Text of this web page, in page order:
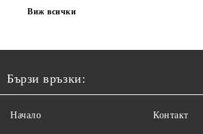
Виж всички
Бързи връзки:
Начало Контакт